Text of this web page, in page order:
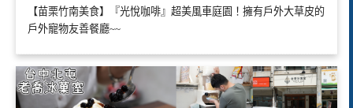
【苗栗竹南美食】『光悅咖啡』超美風車庭園！擁有戶外大草皮的
戶外寵物友善餐廳~~